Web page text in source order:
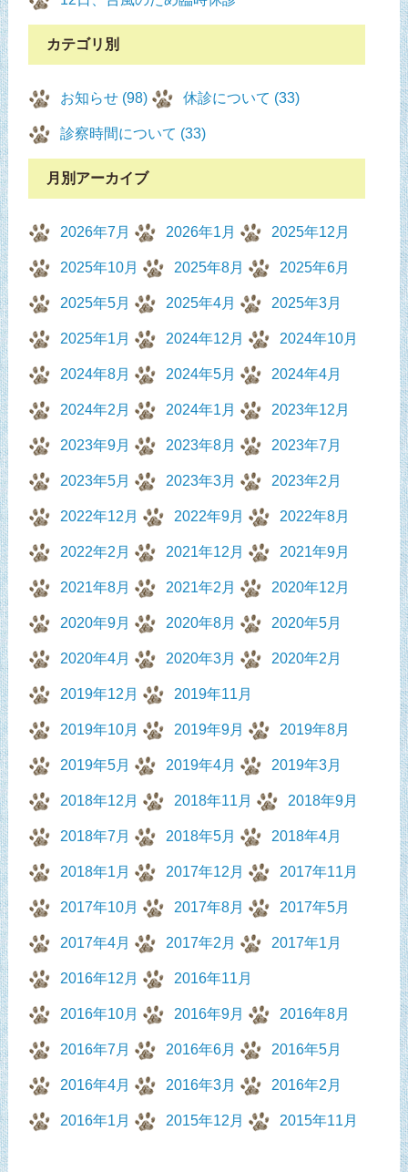
カテゴリ別
お知らせ (98) 休診について (33)
診察時間について (33)
月別アーカイブ
2026年7月 2026年1月 2025年12月
2025年10月 2025年8月 2025年6月
2025年5月 2025年4月 2025年3月
2025年1月 2024年12月 2024年10月
2024年8月 2024年5月 2024年4月
2024年2月 2024年1月 2023年12月
2023年9月 2023年8月 2023年7月
2023年5月 2023年3月 2023年2月
2022年12月 2022年9月 2022年8月
2022年2月 2021年12月 2021年9月
2021年8月 2021年2月 2020年12月
2020年9月 2020年8月 2020年5月
2020年4月 2020年3月 2020年2月
2019年12月 2019年11月
2019年10月 2019年9月 2019年8月
2019年5月 2019年4月 2019年3月
2018年12月 2018年11月 2018年9月
2018年7月 2018年5月 2018年4月
2018年1月 2017年12月 2017年11月
2017年10月 2017年8月 2017年5月
2017年4月 2017年2月 2017年1月
2016年12月 2016年11月
2016年10月 2016年9月 2016年8月
2016年7月 2016年6月 2016年5月
2016年4月 2016年3月 2016年2月
2016年1月 2015年12月 2015年11月